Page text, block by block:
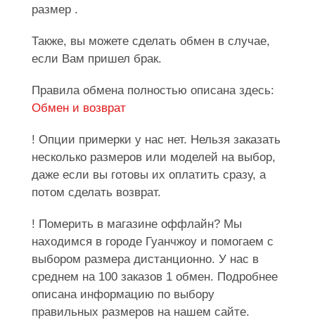
размер .
Также, вы можете сделать обмен в случае,
если Вам пришел брак.
Правила обмена полностью описана здесь:
Обмен и возврат
! Опции примерки у нас нет. Нельзя заказать
несколько размеров или моделей на выбор,
даже если вы готовы их оплатить сразу, а
потом сделать возврат.
! Померить в магазине оффлайн? Мы
находимся в городе Гуанчжоу и помогаем с
выбором размера дистанционно. У нас в
среднем на 100 заказов 1 обмен. Подробнее
описана информацию по выбору
правильных размеров на нашем сайте.